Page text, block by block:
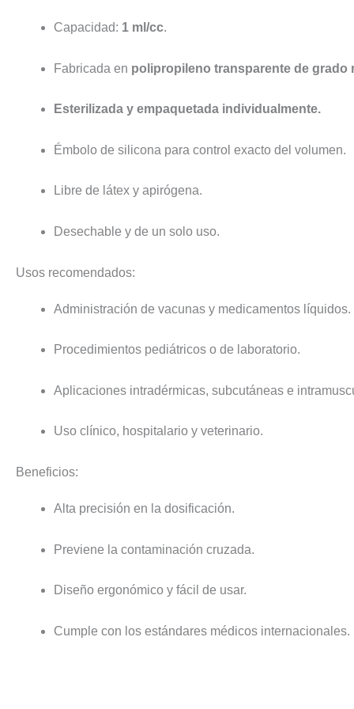
Capacidad: 1 ml/cc.
Fabricada en polipropileno transparente de grado
Esterilizada y empaquetada individualmente.
Émbolo de silicona para control exacto del volumen.
Libre de látex y apirógena.
Desechable y de un solo uso.
Usos recomendados:
Administración de vacunas y medicamentos líquidos.
Procedimientos pediátricos o de laboratorio.
Aplicaciones intradérmicas, subcutáneas e
Uso clínico, hospitalario y veterinario.
Beneficios:
Alta precisión en la dosificación.
Previene la contaminación cruzada.
Diseño ergonómico y fácil de usar.
Cumple con los estándares médicos internacionales.